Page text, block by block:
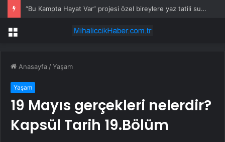
“Bu Kampta Hayat Var” projesi özel bireylere yaz tatili sunuyor
Menü
Anasayfa /Yaşam
Yaşam
19 Mayıs gerçekleri nelerdir?
Kapsül Tarih 19.Bölüm